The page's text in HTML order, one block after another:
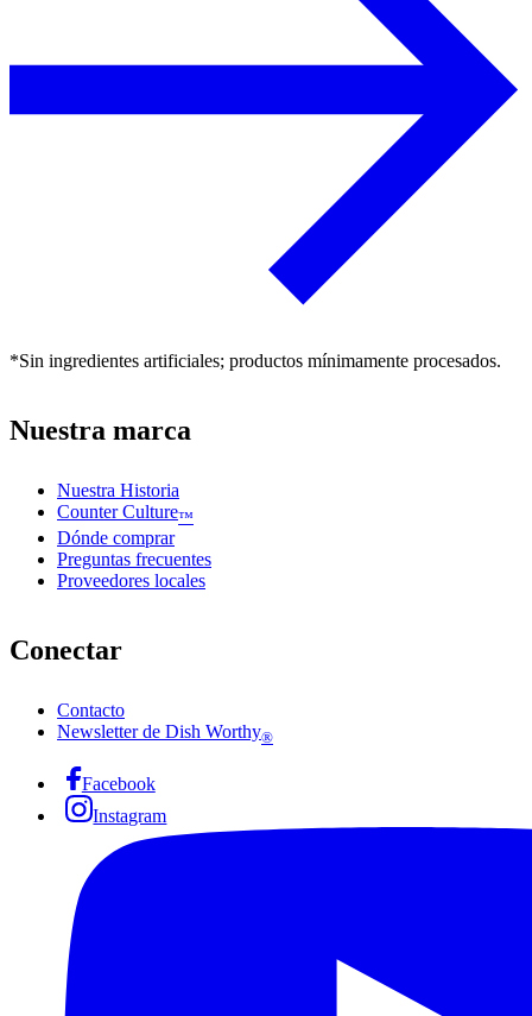
*Sin ingredientes artificiales; productos mínimamente procesados.
Nuestra marca
Nuestra Historia
Counter Culture™
Dónde comprar
Preguntas frecuentes
Proveedores locales
Conectar
Contacto
Newsletter de Dish Worthy®
Facebook
Instagram